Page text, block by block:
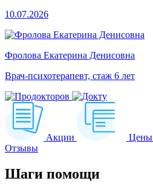
10.07.2026
Фролова Екатерина Денисовна
Врач-психотерапевт, стаж 6 лет
Акции Цены
Отзывы
Шаги помощи